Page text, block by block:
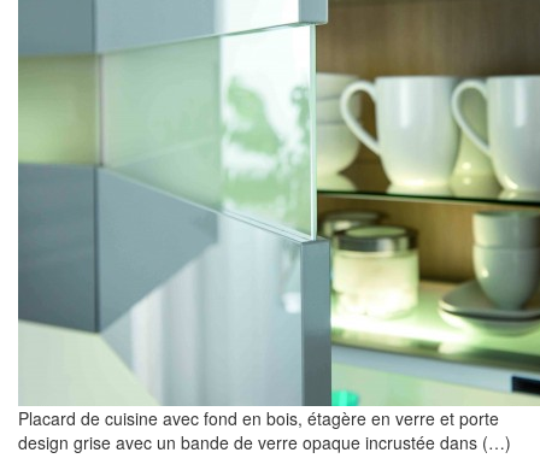
Placard de cuisine avec fond en bois, étagère en verre et porte
design grise avec un bande de verre opaque incrustée dans (…)